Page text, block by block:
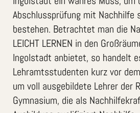
Abschlussprüfung mit Nachhilfe
bestehen. Betrachtet man die
LEICHT LERNEN in den
Ingolstadt anbietet, so handelt
Lehramtsstudenten kurz vor
um voll ausgebildete Lehrer der
Gymnasium, die als